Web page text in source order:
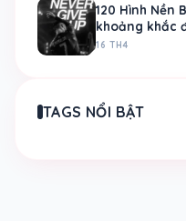
120 Hình Nền
khoảng khắc
cầu
16 TH4
TAGS NỔI BẬT